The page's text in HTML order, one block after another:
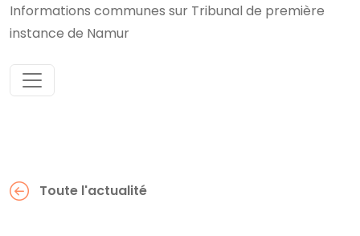
Informations communes sur Tribunal de première
instance de Namur
Toute l'actualité